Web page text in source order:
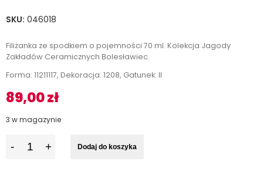
SKU: 046018
Filiżanka ze spodkiem o pojemności 70 ml. Kolekcja Jagody
Zakładów Ceramicznych Bolesławiec.
Forma: 11211117, Dekoracja: 1208, Gatunek: II
89,00zł
3 w magazynie
Dodaj do koszyka